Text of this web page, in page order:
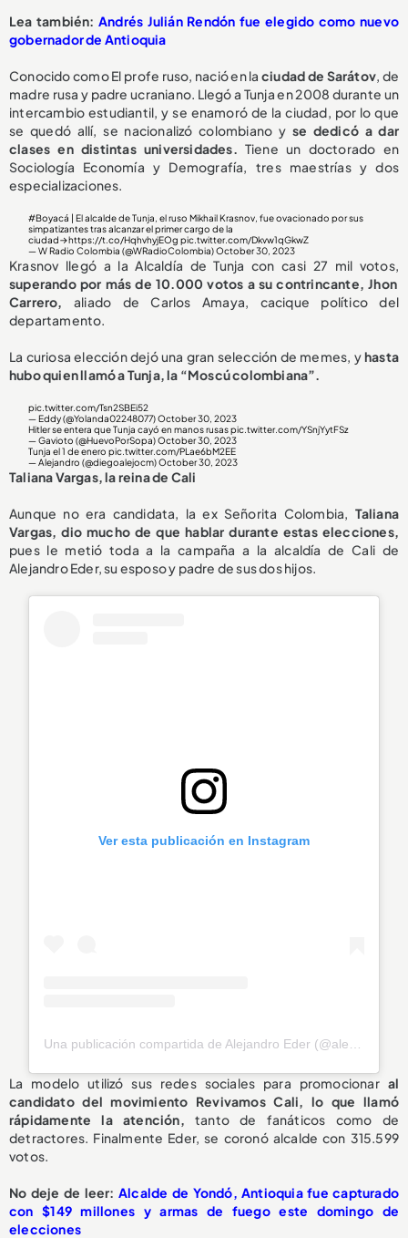
Lea también:Andrés Julián Rendón fue elegido como nuevo
gobernador de Antioquia
Conocido como El profe ruso, nació en laciudad de Sarátov, de
madre rusa y padre ucraniano. Llegó a Tunja en 2008 durante un
intercambio estudiantil, y se enamoró de la ciudad, por lo que
se quedó allí, se nacionalizó colombiano y se dedicó a dar
clases en distintas universidades. Tiene un doctorado en
Sociología Economía y Demografía, tres maestrías y dos
especializaciones.
#Boyacá | El alcalde de Tunja, el ruso Mikhail Krasnov, fue ovacionado por sus
simpatizantes tras alcanzar el primer cargo de la
ciudad→https://t.co/HqhvhyjEOg pic.twitter.com/Dkvw1qGkwZ
— W Radio Colombia (@WRadioColombia)October 30, 2023
Krasnov llegó a la Alcaldía de Tunja con casi 27 mil votos,
superando por más de 10.000 votos a su contrincante, Jhon
Carrero, aliado de Carlos Amaya, cacique político del
departamento.
La curiosa elección dejó una gran selección de memes, yhasta
hubo quien llamó a Tunja, la “Moscú colombiana”.
pic.twitter.com/Tsn2SBEi52
— Eddy (@Yolanda02248077)October 30, 2023
Hitler se entera que Tunja cayó en manos rusaspic.twitter.com/YSnjYytFSz
— Gavioto (@HuevoPorSopa)October 30, 2023
Tunja el 1 de eneropic.twitter.com/PLae6bM2EE
— Alejandro (@diegoalejocm)October 30, 2023
Taliana Vargas, la reina de Cali
Aunque no era candidata, la ex Señorita Colombia, Taliana
Vargas, dio mucho de que hablar durante estas elecciones,
pues le metió toda a la campaña a la alcaldía de Cali de
Alejandro Eder, su esposo y padre de sus dos hijos.
Ver esta publicación en Instagram
La modelo utilizó sus redes sociales para promocionaral
candidato del movimiento Revivamos Cali, lo que llamó
rápidamente la atención,
tanto de fanáticos como de
detractores. Finalmente Eder, se coronó alcalde con 315.599
votos.
No deje de leer: Alcalde de Yondó, Antioquia fue capturado
con $149 millones y armas de fuego este domingo de
elecciones